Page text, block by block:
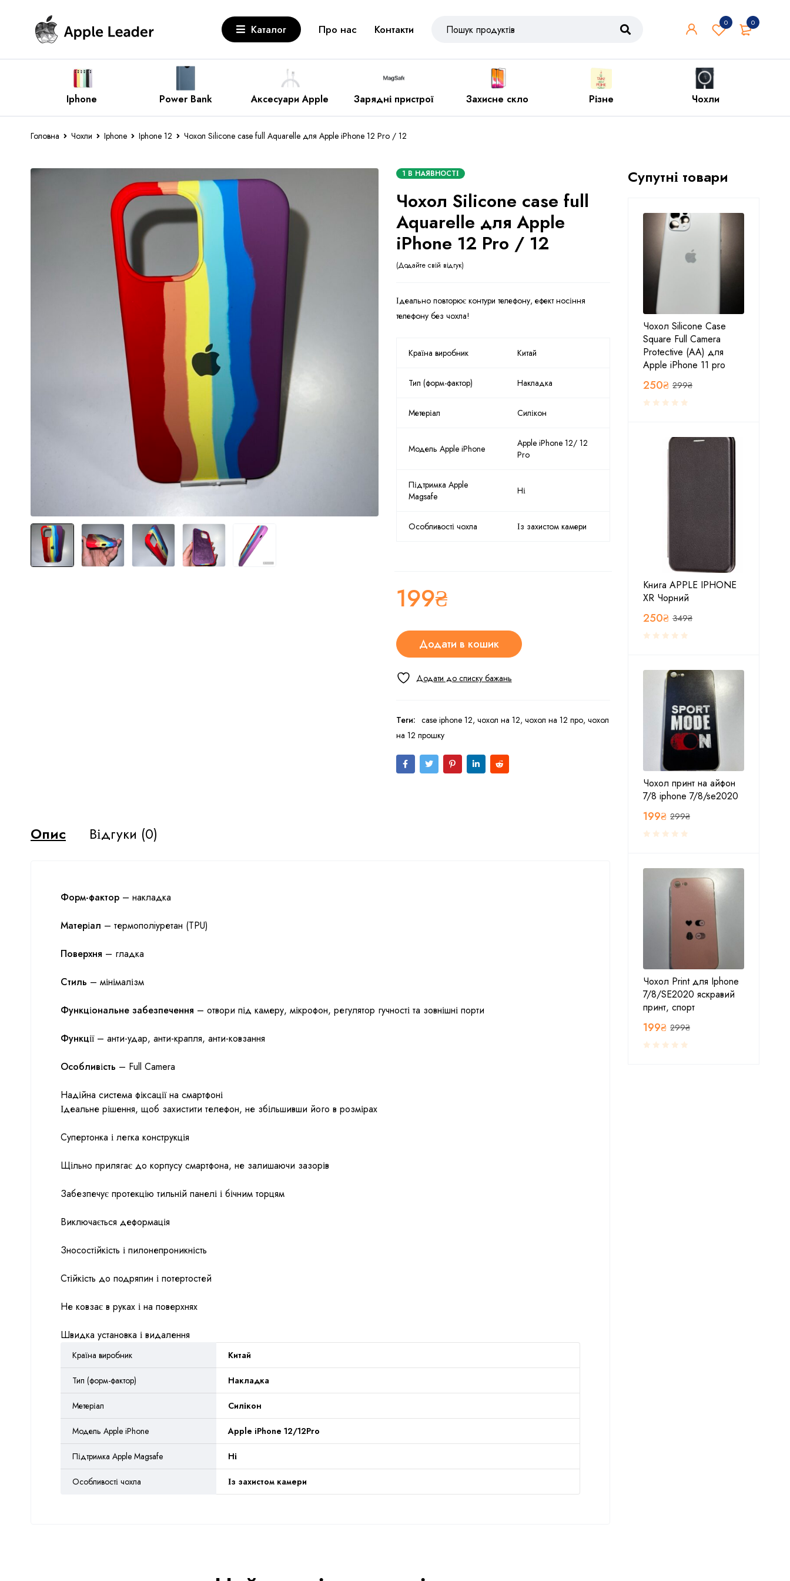
0
0
Каталог Про нас Контакти
Power Bank Аксесуари Apple Зарядні пристрої Захисне скло Різне Чохли Iphone
Головна Чохли Iphone Iphone 12 Чохол Silicone case full Aquarelle для Apple iPhone 12 Pro / 12
1 В НАЯВНОСТІ
Чохол Silicone case full
Aquarelle для Apple
iPhone 12 Pro / 12
Додайте свій відгук
Ідеально повторює контури телефону, ефект носіння
телефону без чохла!
Країна виробник Китай
Тип (форм-фактор) Накладка
Метеріал Силікон
Модель Apple iPhone
Apple iPhone 12/ 12
Pro
Підтримка Apple
Magsafe
Ні
Особливості чохла Із захистом камери
199₴
Додати в кошик
Теги: case iphone 12, чохол на 12, чохол на 12 про, чохол
на 12 прошку
Опис Відгуки (0)
Форм-фактор – накладка
Матеріал – термополiуретан (TPU)
Поверхня – гладка
Стиль – мінімалізм
Функціональне забезпечення – отвори під камеру, мікрофон, регулятор гучності та зовнішні порти
Функції– анти-удар, анти-крапля, анти-ковзання
Особливість – Full Camera
Надійна система фіксації на смартфоні
Ідеальне рішення, щоб захистити телефон, не збільшивши його в розмірах
Супертонка і легка конструкція
Щільно прилягає до корпусу смартфона, не залишаючи зазорів
Забезпечує протекцію тильній панелі і бічним торцям
Виключається деформація
Зносостійкість і пилонепроникність
Стійкість до подряпин і потертостей
Не ковзає в руках і на поверхнях
Швидка установка і видалення
Країна виробник Китай
Тип (форм-фактор) Накладка
Метеріал Силікон
Модель Apple iPhone Apple iPhone 12/12Pro
Підтримка Apple Magsafe Ні
Особливості чохла Із захистом камери
Супутні товари
Чохол Silicone Case
Square Full Camera
Protective (AA) для
Apple iPhone 11 pro
299₴
250₴
Книга APPLE IPHONE
XR Чорний
349₴
250₴
Чохол принт на айфон
7/8 iphone 7/8/se2020
299₴
199₴
Чохол Print для Iphone
7/8/SE2020 яскравий
принт, спорт
299₴
199₴